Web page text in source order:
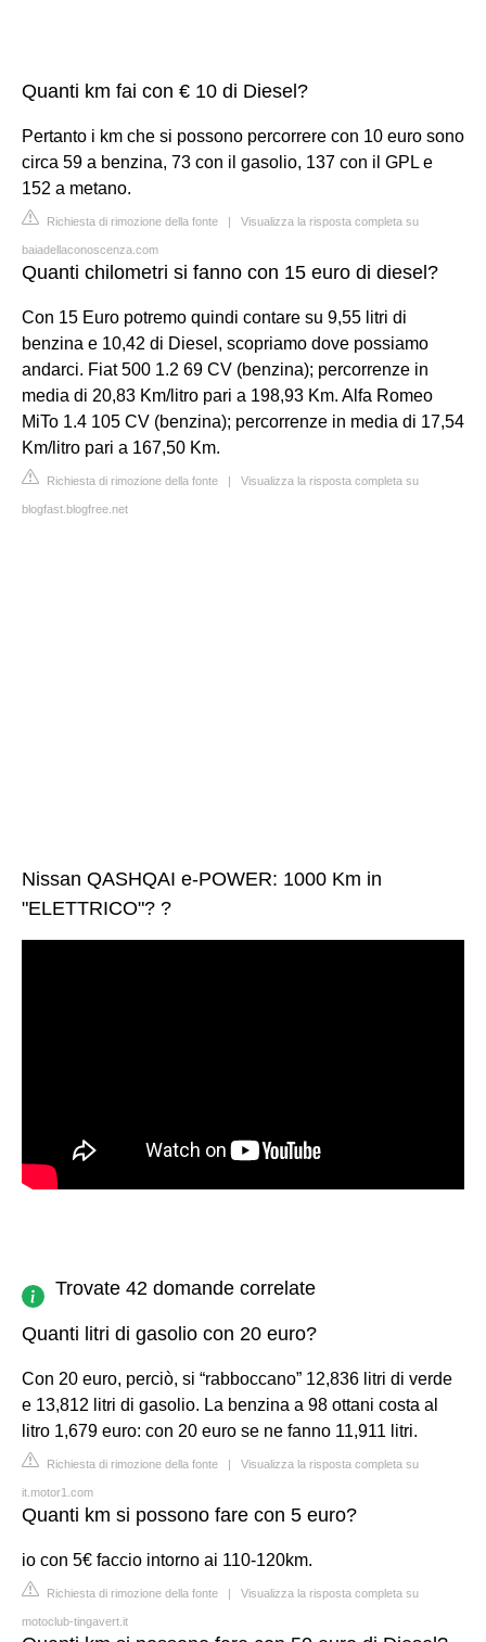
Quanti km fai con € 10 di Diesel?
Pertanto i km che si possono percorrere con 10 euro sono
circa 59 a benzina, 73 con il gasolio, 137 con il GPL e
152 a metano.
Richiesta di rimozione della fonte | Visualizza la risposta completa su
baiadellaconoscenza.com
Quanti chilometri si fanno con 15 euro di diesel?
Con 15 Euro potremo quindi contare su 9,55 litri di
benzina e 10,42 di Diesel, scopriamo dove possiamo
andarci. Fiat 500 1.2 69 CV (benzina); percorrenze in
media di 20,83 Km/litro pari a 198,93 Km. Alfa Romeo
MiTo 1.4 105 CV (benzina); percorrenze in media di 17,54
Km/litro pari a 167,50 Km.
Richiesta di rimozione della fonte | Visualizza la risposta completa su
blogfast.blogfree.net
Nissan QASHQAI e-POWER: 1000 Km in
"ELETTRICO"? ?
Trovate 42 domande correlate
Quanti litri di gasolio con 20 euro?
Con 20 euro, perciò, si “rabboccano” 12,836 litri di verde
e 13,812 litri di gasolio. La benzina a 98 ottani costa al
litro 1,679 euro: con 20 euro se ne fanno 11,911 litri.
Richiesta di rimozione della fonte | Visualizza la risposta completa su
it.motor1.com
Quanti km si possono fare con 5 euro?
io con 5€ faccio intorno ai 110-120km.
Richiesta di rimozione della fonte | Visualizza la risposta completa su
motoclub-tingavert.it